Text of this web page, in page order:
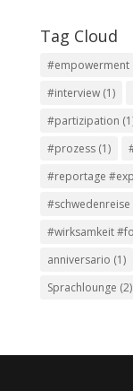
Tag Cloud
#empowerment
#interview(1)
#partizipation
#prozess(1)
#reportage
#schwedenreise
#wirksamkeit
anniversario (1)
Sprachlounge (2)